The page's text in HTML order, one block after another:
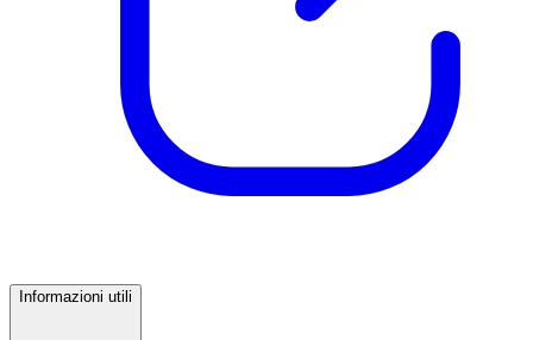
Informazioni utili